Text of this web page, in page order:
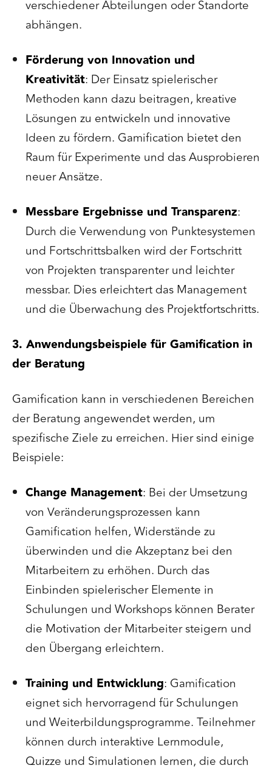
verschiedener Abteilungen oder Standorte
abhängen.
Förderung von Innovation und
Kreativität: Der Einsatz spielerischer
Methoden kann dazu beitragen, kreative
Lösungen zu entwickeln und innovative
Ideen zu fördern. Gamification bietet den
Raum für Experimente und das Ausprobieren
neuer Ansätze.
Messbare Ergebnisse und Transparenz:
Durch die Verwendung von Punktesystemen
und Fortschrittsbalken wird der Fortschritt
von Projekten transparenter und leichter
messbar. Dies erleichtert das Management
und die Überwachung des Projektfortschritts.
3. Anwendungsbeispiele für Gamification in
der Beratung
Gamification kann in verschiedenen Bereichen
der Beratung angewendet werden, um
spezifische Ziele zu erreichen. Hier sind einige
Beispiele:
Change Management: Bei der Umsetzung
von Veränderungsprozessen kann
Gamification helfen, Widerstände zu
überwinden und die Akzeptanz bei den
Mitarbeitern zu erhöhen. Durch das
Einbinden spielerischer Elemente in
Schulungen und Workshops können Berater
die Motivation der Mitarbeiter steigern und
den Übergang erleichtern.
Training und Entwicklung: Gamification
eignet sich hervorragend für Schulungen
und Weiterbildungsprogramme. Teilnehmer
können durch interaktive Lernmodule,
Quizze und Simulationen lernen, die durch